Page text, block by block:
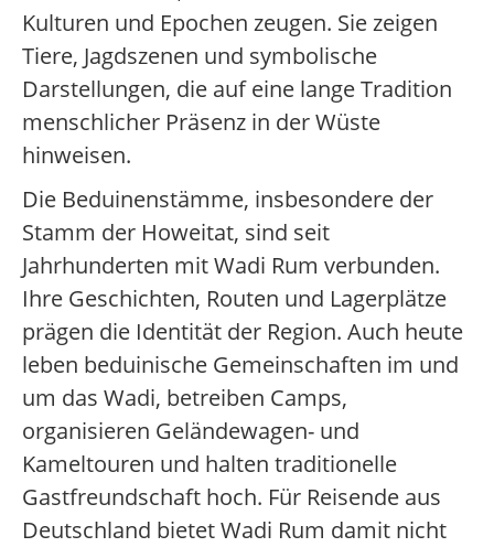
Kulturen und Epochen zeugen. Sie zeigen
Tiere, Jagdszenen und symbolische
Darstellungen, die auf eine lange Tradition
menschlicher Präsenz in der Wüste
hinweisen.
Die Beduinenstämme, insbesondere der
Stamm der Howeitat, sind seit
Jahrhunderten mit Wadi Rum verbunden.
Ihre Geschichten, Routen und Lagerplätze
prägen die Identität der Region. Auch heute
leben beduinische Gemeinschaften im und
um das Wadi, betreiben Camps,
organisieren Geländewagen- und
Kameltouren und halten traditionelle
Gastfreundschaft hoch. Für Reisende aus
Deutschland bietet Wadi Rum damit nicht